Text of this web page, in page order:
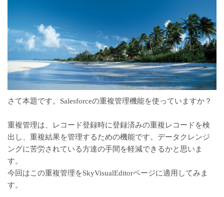
さて本題です。Salesforceの重複管理機能を使っていますか？
重複管理は、レコード登録時に登録済みの重複レコードを検
出し、重複結果を管理するための機能です。データクレンジ
ングに苦労されている方達の手間を軽減できるかと思いま
す。
今回はこの重複管理をSkyVisualEditorページに適用してみま
す。